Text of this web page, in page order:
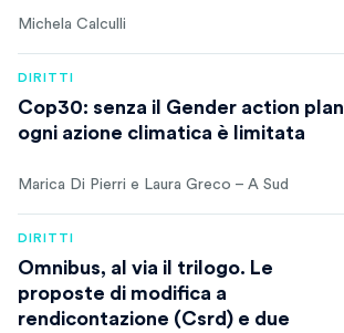
Michela Calculli
DIRITTI
Cop30: senza il Gender action plan
ogni azione climatica è limitata
Marica Di Pierri e Laura Greco – A Sud
DIRITTI
Omnibus, al via il trilogo. Le
proposte di modifica a
rendicontazione (Csrd) e due